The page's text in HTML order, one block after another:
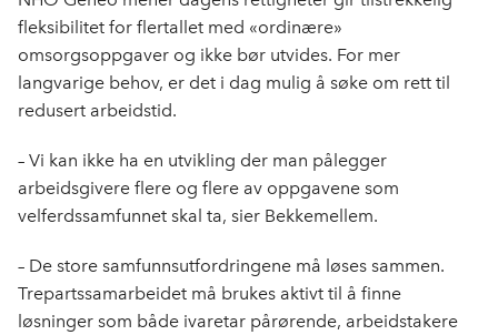
fleksibilitet for flertallet med «ordinære»
omsorgsoppgaver og ikke bør utvides. For mer
langvarige behov, er det i dag mulig å søke om rett til
redusert arbeidstid.
– Vi kan ikke ha en utvikling der man pålegger
arbeidsgivere flere og flere av oppgavene som
velferdssamfunnet skal ta, sier Bekkemellem.
– De store samfunnsutfordringene må løses sammen.
Trepartssamarbeidet må brukes aktivt til å finne
løsninger som både ivaretar pårørende, arbeidstakere